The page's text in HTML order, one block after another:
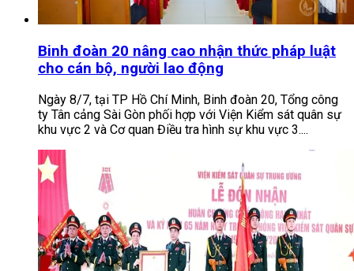
Binh đoàn 20 nâng cao nhận thức pháp luật
cho cán bộ, người lao động
Ngày 8/7, tại TP Hồ Chí Minh, Binh đoàn 20, Tổng công
ty Tân cảng Sài Gòn phối hợp với Viện Kiểm sát quân sự
khu vực 2 và Cơ quan Điều tra hình sự khu vực 3....